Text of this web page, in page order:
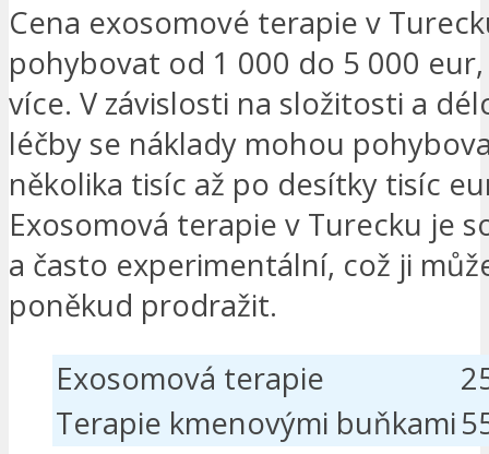
Cena exosomové terapie v
pohybovat od 1 000 do 5 000
více. V závislosti na složitosti a
léčby se náklady mohou
několika tisíc až po desítky tisíc
Exosomová terapie v Turecku je
a často experimentální, což ji
poněkud prodražit.
Exosomová terapie
Terapie kmenovými buňkami